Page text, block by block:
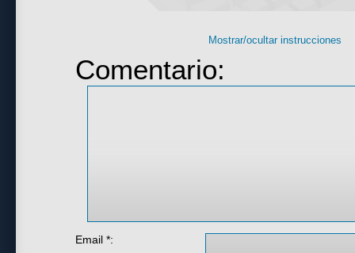
Mostrar/ocultar instrucciones
Comentario:
Email *: